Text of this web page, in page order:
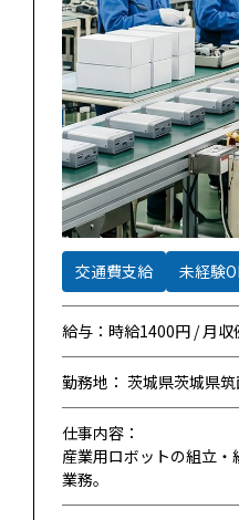
交通費支給 未経験
給与：時給1400円 / 月
勤務地： 茨城県茨城県筑
仕事内容：
産業用ロボットの組立
業務。